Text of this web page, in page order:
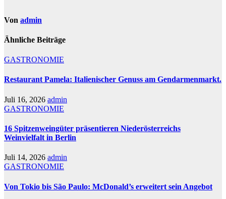
Von admin
Ähnliche Beiträge
GASTRONOMIE
Restaurant Pamela: Italienischer Genuss am Gendarmenmarkt.
Juli 16, 2026 admin
GASTRONOMIE
16 Spitzenweingüter präsentieren Niederösterreichs
Weinvielfalt in Berlin
Juli 14, 2026 admin
GASTRONOMIE
Von Tokio bis São Paulo: McDonald’s erweitert sein Angebot